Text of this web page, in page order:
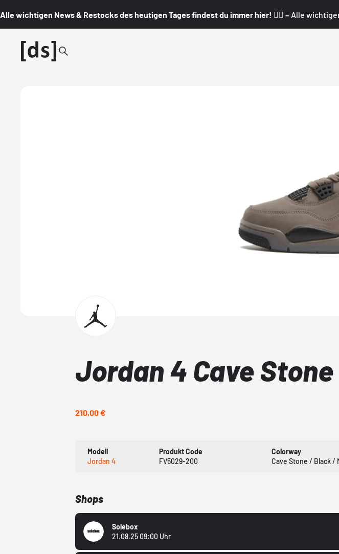
Alle wichtigen News & Restocks des heutigen Tages findest du immer hier! 👇🏼 – Alle
Jordan 4 Cave Stone
210,00 €
Modell
Jordan 4
Produkt Code
FV5029-200
Colorway
Cave Stone / Black /
Shops
Solebox
21.08.25 09:00 Uhr